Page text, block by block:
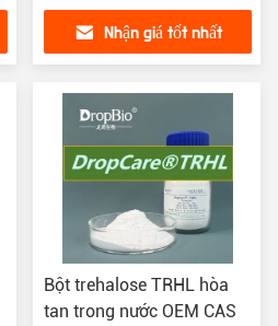
Ethane Sulfonic Acid
Nhận giá tốt nhất
Bột trehalose TRHL hòa
tan trong nước OEM CAS